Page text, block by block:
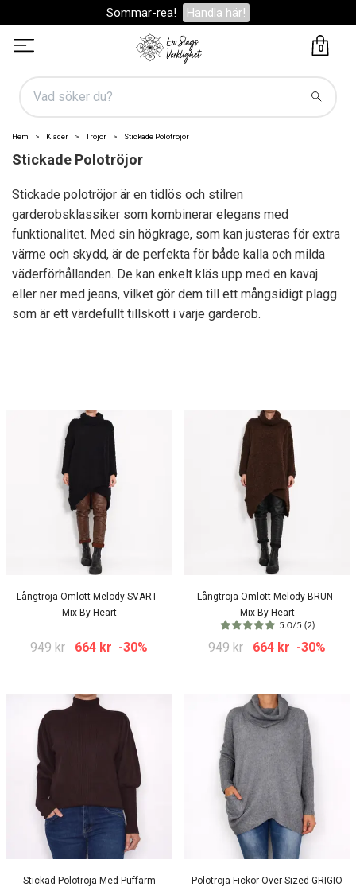
Sommar-rea! Handla här!
0
Hem Kläder Tröjor Stickade Polotröjor
Stickade Polotröjor
Stickade polotröjor är en tidlös och stilren
garderobsklassiker som kombinerar elegans med
funktionalitet. Med sin högkrage, som kan justeras för extra
värme och skydd, är de perfekta för både kalla och milda
väderförhållanden. De kan enkelt kläs upp med en kavaj
eller ner med jeans, vilket gör dem till ett mångsidigt plagg
som är ett värdefullt tillskott i varje garderob.
Långtröja Omlott Melody SVART -
Mix By Heart
949 kr 664 kr -30%
Långtröja Omlott Melody BRUN -
Mix By Heart
5.0/5 (2)
949 kr 664 kr -30%
Stickad Polotröja Med Puffärm
Polotröja Fickor Over Sized GRIGIO